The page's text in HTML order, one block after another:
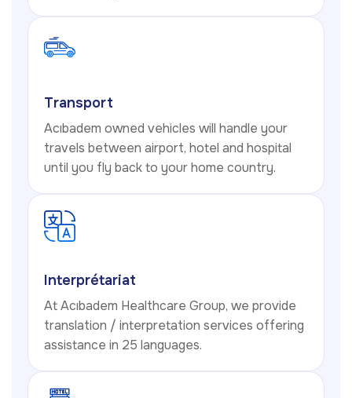
Transport
Acıbadem owned vehicles will handle your
travels between airport, hotel and hospital
until you fly back to your home country.
Interprétariat
At Acıbadem Healthcare Group, we provide
translation / interpretation services offering
assistance in 25 languages.